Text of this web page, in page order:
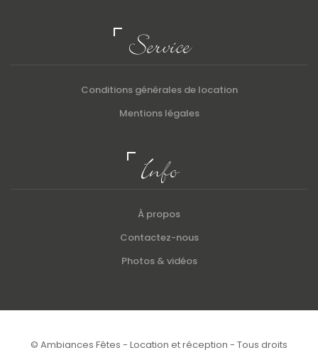
Service
Conditions générales de location
Mentions légales
Info
À propos
Contactez-nous
Photos & vidéos
© Ambiances Fêtes - Location et réception - Tous droits